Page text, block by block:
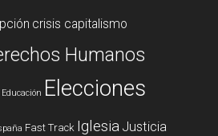
crisis capitalismo
Humanos
Educación Elecciones
Fast Track Iglesia Justicia